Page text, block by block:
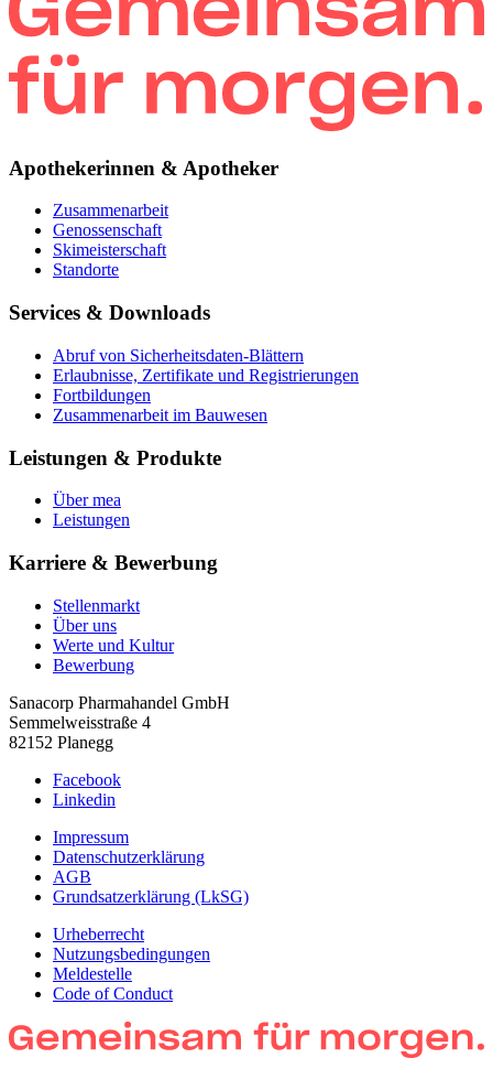
Apothekerinnen & Apotheker
Zusammenarbeit
Genossenschaft
Skimeisterschaft
Standorte
Services & Downloads
Abruf von Sicherheitsdaten-Blättern
Erlaubnisse, Zertifikate und Registrierungen
Fortbildungen
Zusammenarbeit im Bauwesen
Leistungen & Produkte
Über mea
Leistungen
Karriere & Bewerbung
Stellenmarkt
Über uns
Werte und Kultur
Bewerbung
Sanacorp Pharmahandel GmbH
Semmelweisstraße 4
82152 Planegg
Facebook
Linkedin
Impressum
Datenschutzerklärung
AGB
Grundsatzerklärung (LkSG)
Urheberrecht
Nutzungsbedingungen
Meldestelle
Code of Conduct